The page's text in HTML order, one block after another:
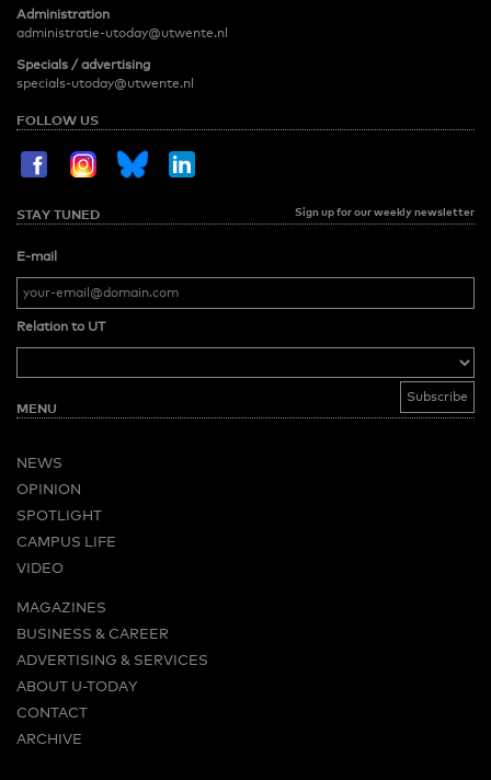
Administration
administratie-utoday@utwente.nl
Specials / advertising
specials-utoday@utwente.nl
FOLLOW US
STAY TUNED Sign up for our weekly newsletter
E-mail
Relation to UT
MENU
NEWS
OPINION
SPOTLIGHT
CAMPUS LIFE
VIDEO
MAGAZINES
BUSINESS & CAREER
ADVERTISING & SERVICES
ABOUT U-TODAY
CONTACT
ARCHIVE